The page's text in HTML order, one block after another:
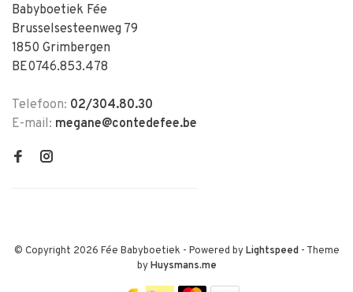
Babyboetiek Fée
Brusselsesteenweg 79
1850 Grimbergen
BE0746.853.478
Telefoon: 02/304.80.30
E-mail: megane@contedefee.be
© Copyright 2026 Fée Babyboetiek - Powered byLightspeed- Theme
byHuysmans.me